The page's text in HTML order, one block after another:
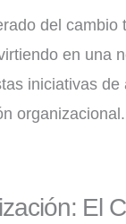
del
en una
iniciativas
organizacional.
El